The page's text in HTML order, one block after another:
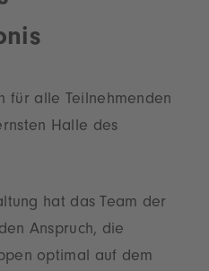
für alle Teilnehmenden
Halle des
hat das Team der
Anspruch, die
optimal auf dem